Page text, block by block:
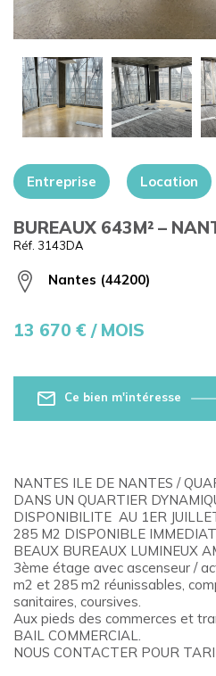
+
Entreprise Location
BUREAUX 643M² –
Réf. 3143DA
Nantes (44200)
13 670 € / MOIS
Ce bien m'intéresse
NANTES ILE DE NANTES /
DANS UN QUARTIER
DISPONIBILITE AU 1ER
285 M2 DISPONIBLE
BEAUX BUREAUX LUMINEUX
3ème étage avec ascenseur /
m2 et 285 m2 réunissables,
sanitaires, coursives.
Aux pieds des commerces et
BAIL COMMERCIAL.
NOUS CONTACTER POUR